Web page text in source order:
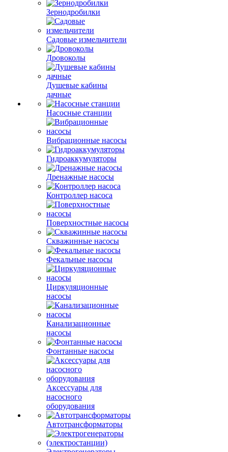
Зернодробилки
Садовые измельчители
Дровоколы
Душевые кабины
дачные
Насосные станции
Вибрационные насосы
Гидроаккумуляторы
Дренажные насосы
Контроллер насоса
Поверхностные насосы
Скважинные насосы
Фекальные насосы
Циркуляционные
насосы
Канализационные
насосы
Фонтанные насосы
Аксессуары для
насосного
оборудования
Автотрансформаторы